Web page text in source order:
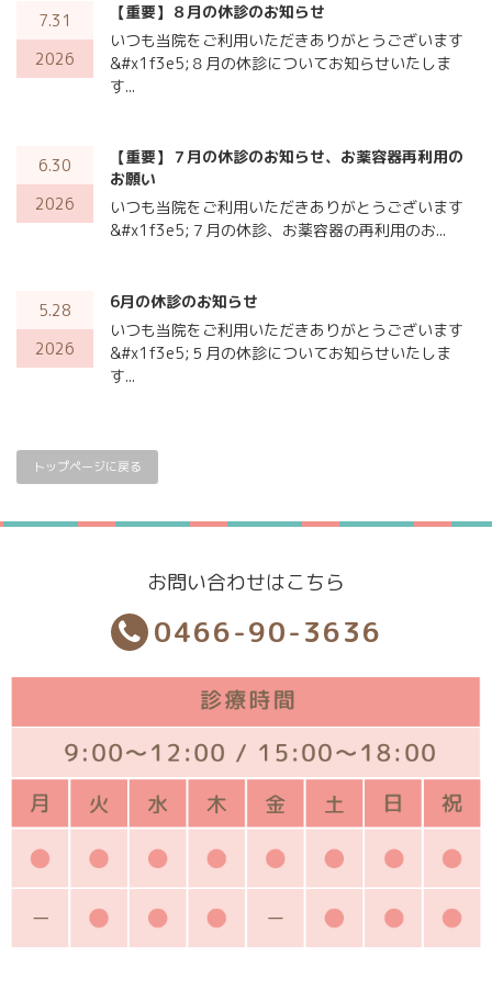
7.31
2026
【重要】８月の休診のお知らせ
いつも当院をご利用いただきありがとうございます
&#x1f3e5;８月の休診についてお知らせいたしま
す...
6.30
2026
【重要】７月の休診のお知らせ、お薬容器再利用の
お願い
いつも当院をご利用いただきありがとうございます
&#x1f3e5;７月の休診、お薬容器の再利用のお...
5.28
2026
6月の休診のお知らせ
いつも当院をご利用いただきありがとうございます
&#x1f3e5;５月の休診についてお知らせいたしま
す...
トップページに戻る
お問い合わせはこちら
0466-90-3636